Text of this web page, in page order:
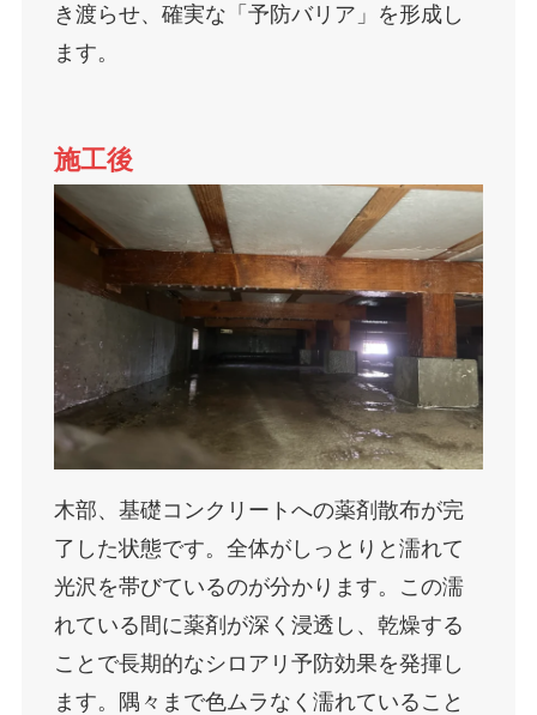
き渡らせ、確実な「予防バリア」を形成し
ます。
施工後
木部、基礎コンクリートへの薬剤散布が完
了した状態です。全体がしっとりと濡れて
光沢を帯びているのが分かります。この濡
れている間に薬剤が深く浸透し、乾燥する
ことで長期的なシロアリ予防効果を発揮し
ます。隅々まで色ムラなく濡れていること